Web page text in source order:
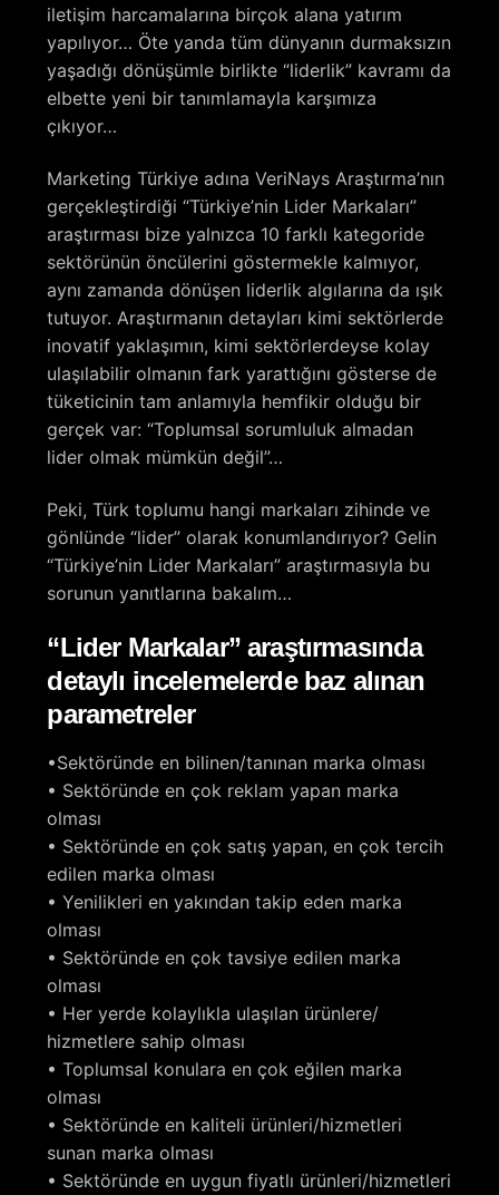
iletişim harcamalarına birçok alana yatırım
yapılıyor… Öte yanda tüm dünyanın durmaksızın
yaşadığı dönüşümle birlikte “liderlik” kavramı da
elbette yeni bir tanımlamayla karşımıza
çıkıyor…
Marketing Türkiye adına VeriNays Araştırma’nın
gerçekleştirdiği “Türkiye’nin Lider Markaları”
araştırması bize yalnızca 10 farklı kategoride
sektörünün öncülerini göstermekle kalmıyor,
aynı zamanda dönüşen liderlik algılarına da ışık
tutuyor. Araştırmanın detayları kimi sektörlerde
inovatif yaklaşımın, kimi sektörlerdeyse kolay
ulaşılabilir olmanın fark yarattığını gösterse de
tüketicinin tam anlamıyla hemfikir olduğu bir
gerçek var: “Toplumsal sorumluluk almadan
lider olmak mümkün değil”…
Peki, Türk toplumu hangi markaları zihinde ve
gönlünde “lider” olarak konumlandırıyor? Gelin
“Türkiye’nin Lider Markaları” araştırmasıyla bu
sorunun yanıtlarına bakalım…
“Lider Markalar” araştırmasında
detaylı incelemelerde baz alınan
parametreler
•Sektöründe en bilinen/tanınan marka olması
• Sektöründe en çok reklam yapan marka
olması
• Sektöründe en çok satış yapan, en çok tercih
edilen marka olması
• Yenilikleri en yakından takip eden marka
olması
• Sektöründe en çok tavsiye edilen marka
olması
• Her yerde kolaylıkla ulaşılan ürünlere/
hizmetlere sahip olması
• Toplumsal konulara en çok eğilen marka
olması
• Sektöründe en kaliteli ürünleri/hizmetleri
sunan marka olması
• Sektöründe en uygun fiyatlı ürünleri/hizmetleri